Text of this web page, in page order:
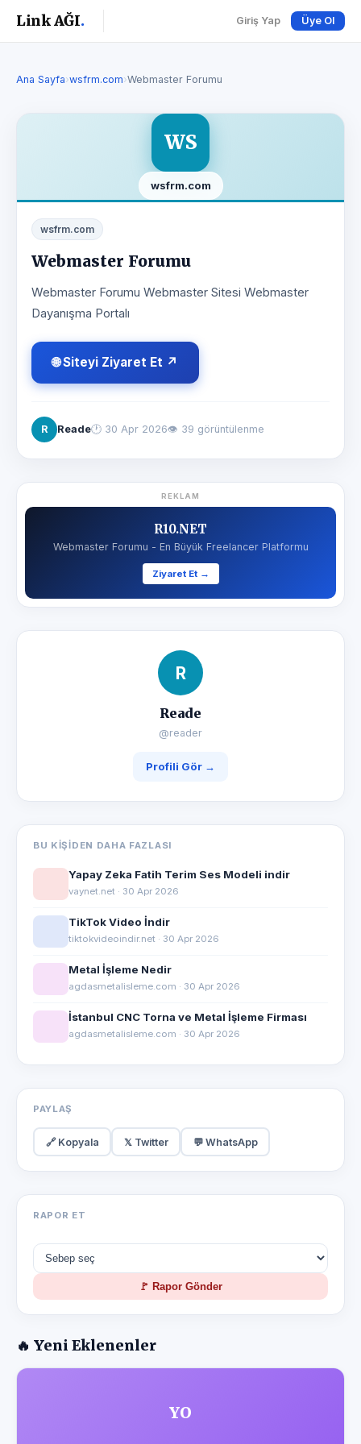
Link AĞI. Giriş Yap Üye Ol
Ana Sayfa›wsfrm.com›Webmaster Forumu
WS
wsfrm.com
wsfrm.com
Webmaster Forumu
Webmaster Forumu Webmaster Sitesi Webmaster
Dayanışma Portalı
🌐 Siteyi Ziyaret Et ↗
R Reade🕐 30 Apr 2026👁 39 görüntülenme
REKLAM
R10.NET
Webmaster Forumu - En Büyük Freelancer Platformu
Ziyaret Et →
R
Reade
@reader
Profili Gör →
BU KIŞIDEN DAHA FAZLASI
Yapay Zeka Fatih Terim Ses Modeli indir
vaynet.net · 30 Apr 2026
TikTok Video İndir
tiktokvideoindir.net · 30 Apr 2026
Metal İşleme Nedir
agdasmetalisleme.com · 30 Apr 2026
İstanbul CNC Torna ve Metal İşleme Firması
agdasmetalisleme.com · 30 Apr 2026
PAYLAŞ
🔗 Kopyala 𝕏 Twitter 💬 WhatsApp
RAPOR ET
🚩 Rapor Gönder
🔥 Yeni Eklenenler
YO